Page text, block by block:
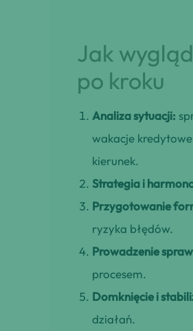
Jak
po kroku
Analiza sytuacji:
wakacje
kierunek.
Strategia i
Przygotowanie
ryzyka błędów.
Prowadzenie
procesem.
Domknięcie i
działań.